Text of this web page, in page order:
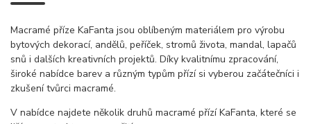
Macramé příze KaFanta jsou oblíbeným materiálem pro výrobu
bytových dekorací, andělů, peříček, stromů života, mandal, lapačů
snů i dalších kreativních projektů. Díky kvalitnímu zpracování,
široké nabídce barev a různým typům přízí si vyberou začátečníci i
zkušení tvůrci macramé.
V nabídce najdete několik druhů macramé přízí KaFanta, které se